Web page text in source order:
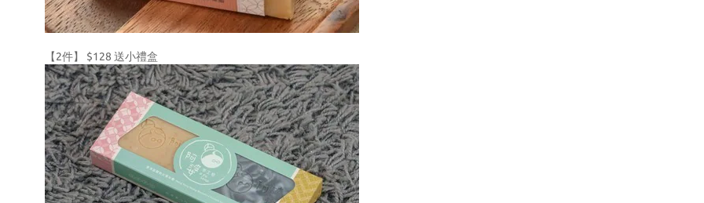
【2件】 $128 送小禮盒